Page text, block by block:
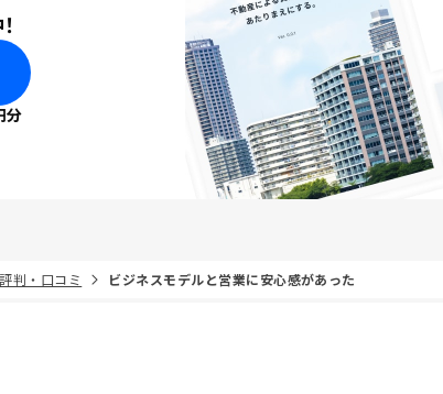
分
判・口コミ ビジネスモデルと営業に安心感があった